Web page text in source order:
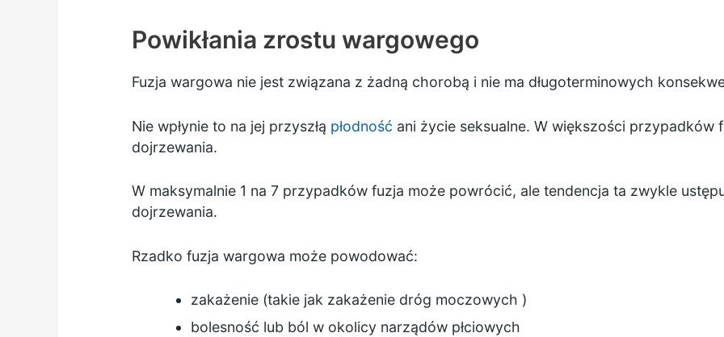
Powikłania zrostu wargowego
Fuzja wargowa nie jest związana z żadną chorobą i nie ma długoterminowych
Nie wpłynie to na jej przyszłą płodność ani życie seksualne. W większości przypadków
dojrzewania.
W maksymalnie 1 na 7 przypadków fuzja może powrócić, ale tendencja ta zwykle
dojrzewania.
Rzadko fuzja wargowa może powodować:
zakażenie (takie jak zakażenie dróg moczowych )
bolesność lub ból w okolicy narządów płciowych